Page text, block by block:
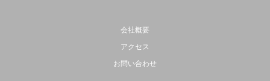
会社概要
アクセス
お問い合わせ